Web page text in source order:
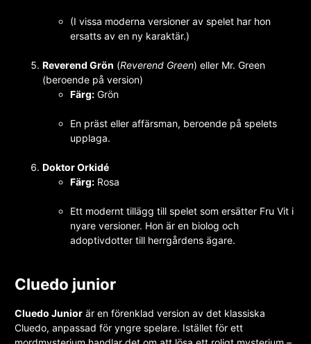
(I vissa moderna versioner av spelet har hon
ersatts av en ny karaktär.)
Reverend Grön (Reverend Green) eller Mr. Green
(beroende på version)
Färg: Grön
En präst eller affärsman, beroende på spelets
upplaga.
Doktor Orkidé
Färg: Rosa
Ett modernt tillägg till spelet som ersätter Fru Vit i
nyare versioner. Hon är en biolog och
adoptivdotter till herrgårdens ägare.
Cluedo junior
Cluedo Junior är en förenklad version av det klassiska
Cluedo, anpassad för yngre spelare. Istället för ett